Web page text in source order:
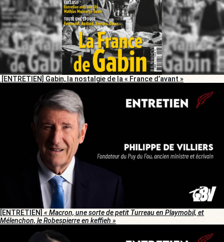
[ENTRETIEN] Gabin, la nostalgie de la « France d’avant »
[ENTRETIEN] « Macron, une sorte de petit Turreau en Playmobil, et
Mélenchon, le Robespierre en keffieh »